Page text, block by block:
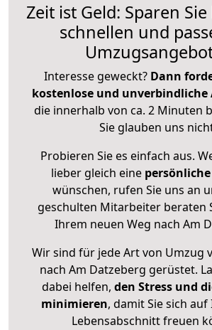
Zeit ist Geld: Sparen
schnellen und
Interesse geweckt? Dann
kostenlose und unverbindliche
die innerhalb von ca. 2 Minuten
Sie glauben uns
Probieren Sie es einfach aus.
lieber gleich eine
wünschen, rufen Sie uns an
geschulten Mitarbeiter beraten
Ihrem neuen Weg nach Am
Wir sind für jede Art von Umzug
nach Am Datzeberg gerüstet.
dabei helfen, den Stress und
minimieren, damit Sie sich
Lebensabschnitt freuen